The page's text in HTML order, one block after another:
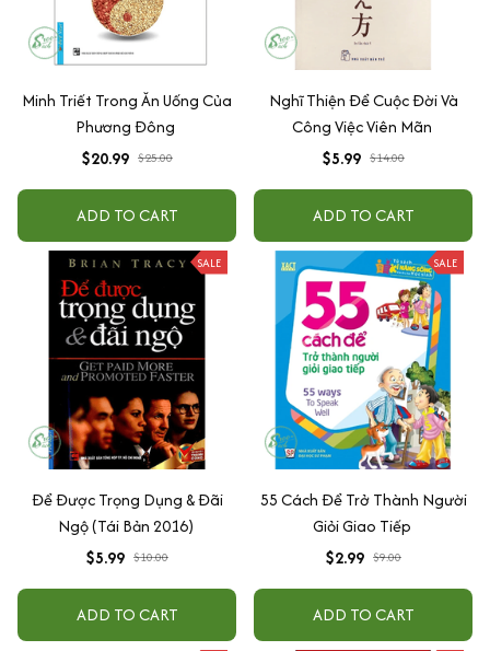
Minh Triết Trong Ăn Uống Của
Phương Đông
$20.99 $25.00
ADD TO CART
Nghĩ Thiện Để Cuộc Đời Và
Công Việc Viên Mãn
$5.99 $14.00
ADD TO CART
SALE
Để Được Trọng Dụng & Đãi
Ngộ (Tái Bản 2016)
$5.99 $10.00
ADD TO CART
SALE
55 Cách Để Trở Thành Người
Giỏi Giao Tiếp
$2.99 $9.00
ADD TO CART